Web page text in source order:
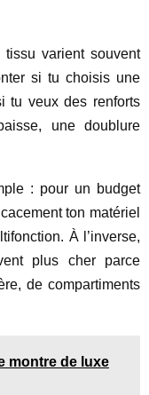
tissu varient souvent
si tu choisis une
tu veux des renforts
une doublure
: pour un budget
ton matériel
À l’inverse,
plus cher parce
de compartiments
montre de luxe